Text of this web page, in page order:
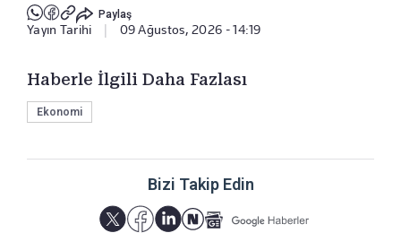
Paylaş
Yayın Tarihi 09 Ağustos, 2026 - 14:19
Haberle İlgili Daha Fazlası
Ekonomi
Bizi Takip Edin